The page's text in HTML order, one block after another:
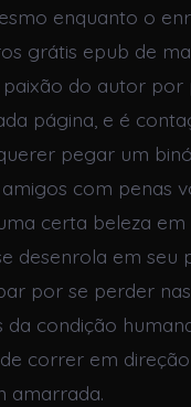
enquanto o
grátis epub de
paixão do autor por
página, e é
pegar um
com penas
certa beleza em
desenrola em seu
por se perder nas
da condição
correr em
amarrada.